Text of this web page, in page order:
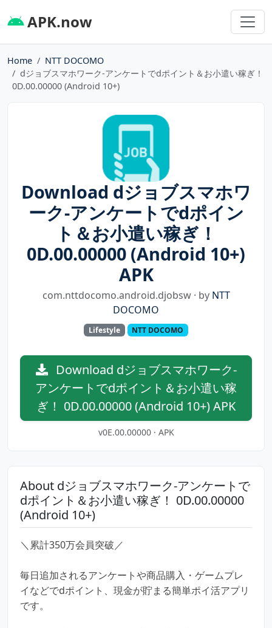
APK.now
Home
NTT DOCOMO
dジョブスマホワーク-アンケートでdポイント＆お小遣い稼ぎ！
0D.00.00000 (Android 10+)
Download dジョブスマホワ
ーク-アンケートでdポイン
ト＆お小遣い稼ぎ！
0D.00.00000 (Android 10+)
APK
com.nttdocomo.android.djobsw · by NTT
DOCOMO
Lifestyle NTT DOCOMO
Download dジョブスマホワーク-
アンケートでdポイント＆お小遣い稼
ぎ！ 0D.00.00000 (Android 10+) APK
v0E.00.00000 · APK
About dジョブスマホワーク-アンケートで
dポイント＆お小遣い稼ぎ！ 0D.00.00000
(Android 10+)
＼累計350万会員突破／
毎日追加されるアンケートや商品購入・ゲームプレ
イなどでdポイント、現金が貯まる簡単ポイ活アプリ
です。